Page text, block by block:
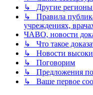
↳ Другие регионы
↳ Правила
учреждениях,
ЧАВО, новости
↳ Что такое
↳ Новости
↳ Поговорим
↳ Предложения по
↳ Ваше первое